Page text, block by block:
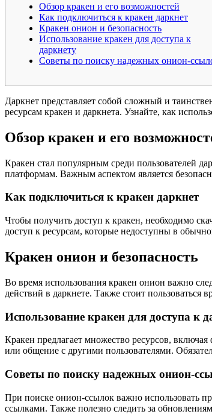
Обзор кракен и его возможностей
Как подключиться к кракен даркнет
Кракен онион и безопасность
Использование кракен для доступа к
даркнету
Советы по поиску надежных онион-
Даркнет представляет собой сложный и
ресурсам кракен и даркнета. Узнайте, как
Обзор кракен и его
Кракен стал популярным среди пользователей
платформам. Важным аспектом является
Как подключиться к кракен даркнет
Чтобы получить доступ к кракен, необходимо
доступ к ресурсам, которые недоступны в
Кракен онион и безопасность
Во время использования кракен онион важно
действий в даркнете. Также стоит
Использование кракен для доступа к
Кракен предлагает множество ресурсов,
или общение с другими пользователями.
Советы по поиску надежных онион-
При поиске онион-ссылок важно использовать
ссылками. Также полезно следить за